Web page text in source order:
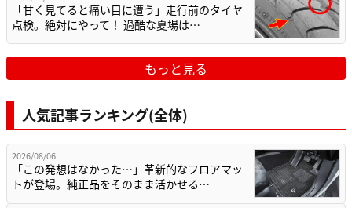
「甘く見てると痛い目に遭う」走行前のタイヤ
点検。絶対にやって！ 過酷な夏場は…
もっと見る
人気記事ランキング(全体)
2026/08/06
「この発想はなかった…」革新的なフロアマッ
トが登場。純正品をそのまま活かせる…